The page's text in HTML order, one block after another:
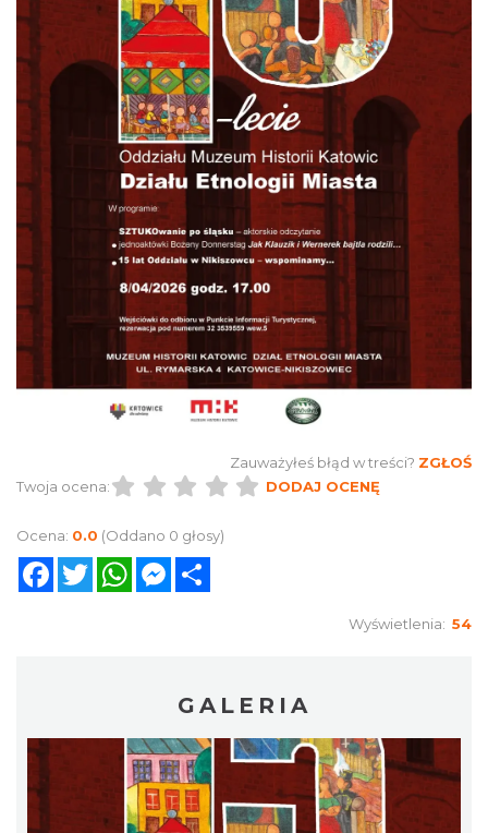
Zauważyłeś błąd w treści? ZGŁOŚ
Twoja ocena:
DODAJ OCENĘ
Ocena: 0.0 (Oddano 0 głosy)
FacebookTwitterWhatsAppMessenger
Wyświetlenia: 54
GALERIA